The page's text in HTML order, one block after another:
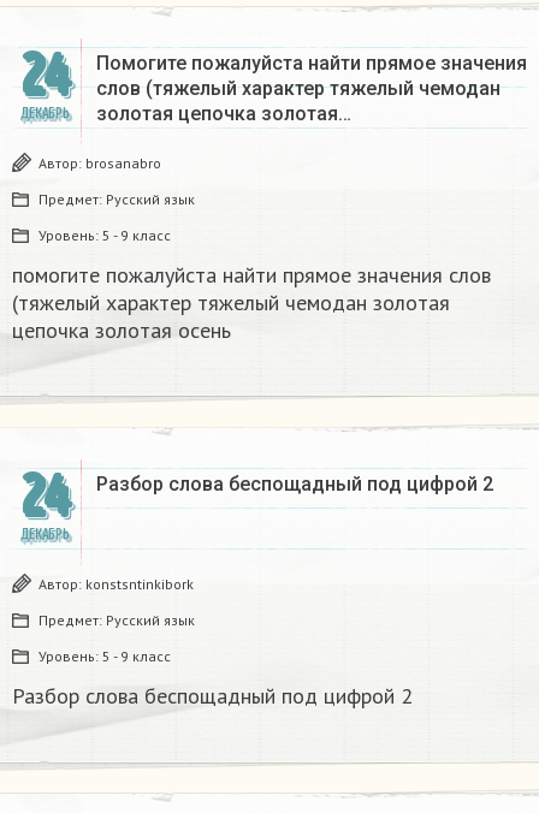
24
ДЕКАБРЬ
Помогите пожалуйста найти прямое значения
слов (тяжелый характер тяжелый чемодан
золотая цепочка золотая…
Автор: brosanabro
Предмет: Русский язык
Уровень: 5 - 9 класс
помогите пожалуйста найти прямое значения слов
(тяжелый характер тяжелый чемодан золотая
цепочка золотая осень
24
ДЕКАБРЬ
Разбор слова беспощадный под цифрой 2
Автор: konstsntinkibork
Предмет: Русский язык
Уровень: 5 - 9 класс
Разбор слова беспощадный под цифрой 2